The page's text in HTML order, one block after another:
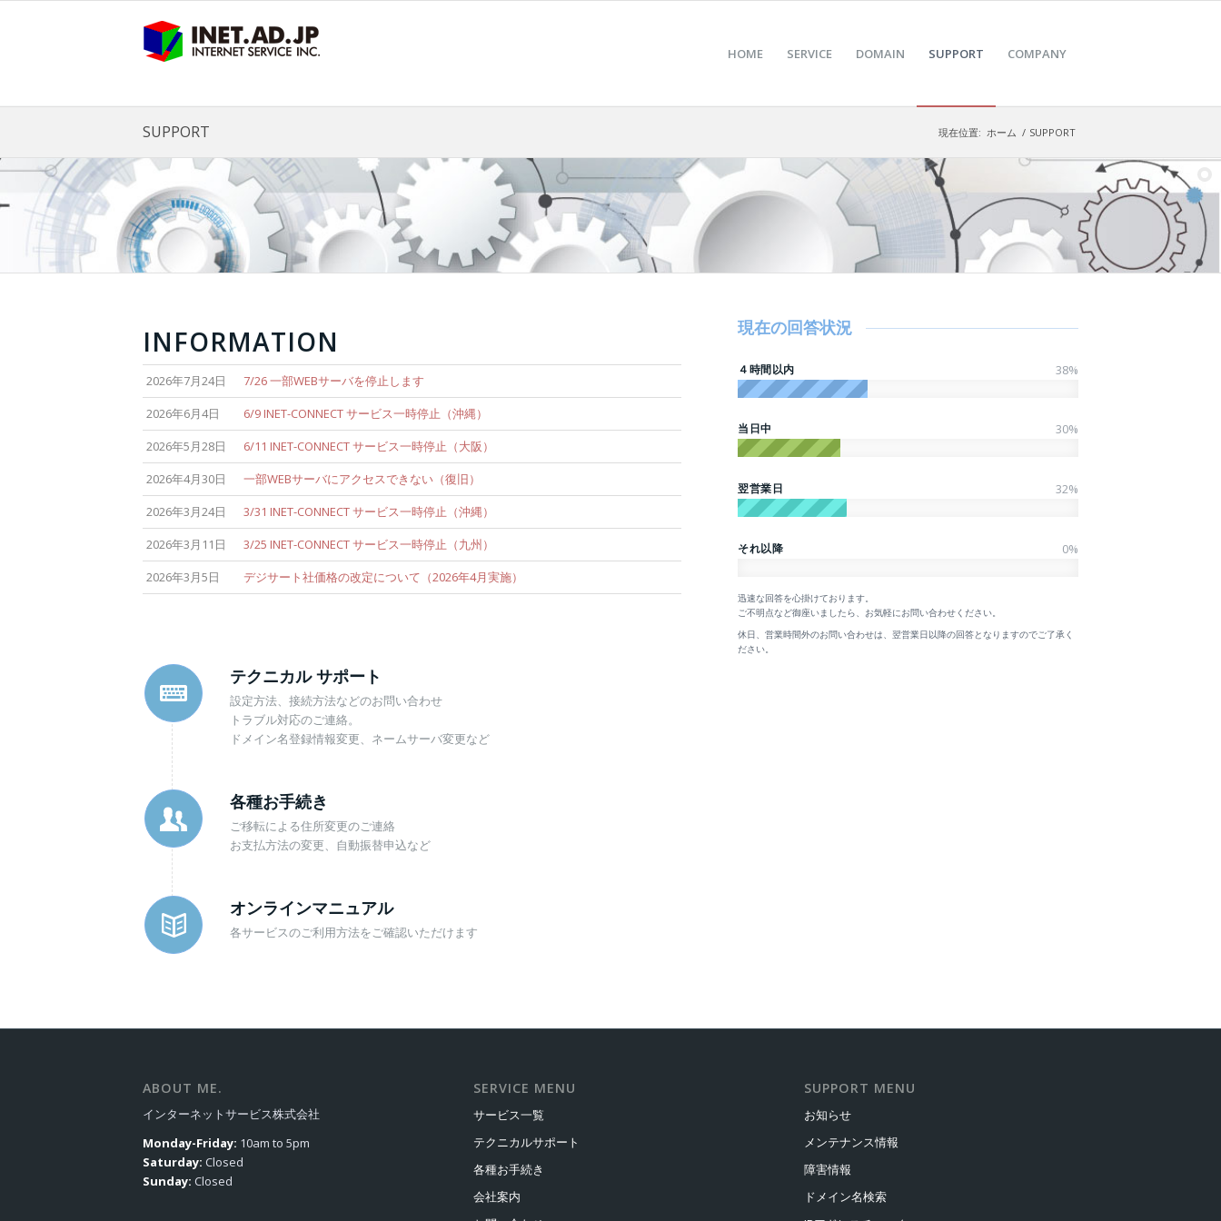
HOME SERVICE DOMAIN SUPPORT COMPANY
SUPPORT 現在位置: ホーム / SUPPORT
INFORMATION
2026年7月24日
7/26 一部WEBサーバを停止します
2026年6月4日
6/9 INET-CONNECT サービス一時停止（沖縄）
2026年5月28日
6/11 INET-CONNECT サービス一時停止（大阪）
2026年4月30日
一部WEBサーバにアクセスできない（復旧）
2026年3月24日
3/31 INET-CONNECT サービス一時停止（沖縄）
2026年3月11日
3/25 INET-CONNECT サービス一時停止（九州）
2026年3月5日
デジサート社価格の改定について（2026年4月実施）
現在の回答状況
４時間以内 38%
当日中 30%
翌営業日 32%
それ以降 0%
迅速な回答を心掛けております。
ご不明点など御座いましたら、お気軽にお問い合わせください。
休日、営業時間外のお問い合わせは、翌営業日以降の回答となりますのでご了承く
ださい。
テクニカル サポート
設定方法、接続方法などのお問い合わせ
トラブル対応のご連絡。
ドメイン名登録情報変更、ネームサーバ変更など
各種お手続き
ご移転による住所変更のご連絡
お支払方法の変更、自動振替申込など
オンラインマニュアル
各サービスのご利用方法をご確認いただけます
ABOUT ME.
インターネットサービス株式会社
Monday-Friday: 10am to 5pm
Saturday: Closed
Sunday: Closed
SERVICE MENU
サービス一覧
テクニカルサポート
各種お手続き
会社案内
SUPPORT MENU
お知らせ
メンテナンス情報
障害情報
ドメイン名検索